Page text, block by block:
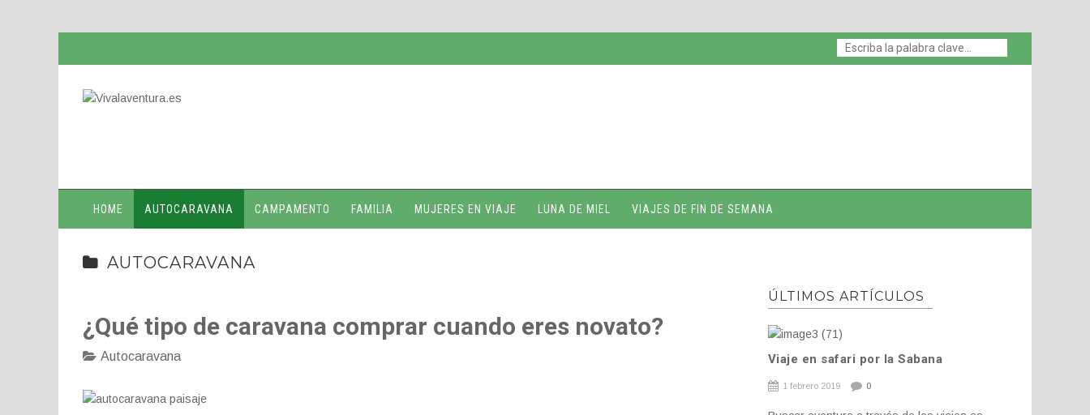
HOME AUTOCARAVANA CAMPAMENTO FAMILIA MUJERES EN VIAJE LUNA DE MIEL VIAJES DE FIN DE SEMANA
AUTOCARAVANA
¿Qué tipo de caravana comprar cuando eres novato?
Autocaravana
ÚLTIMOS ARTÍCULOS
Viaje en safari por la Sabana
1 febrero 2019 0